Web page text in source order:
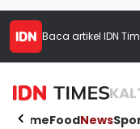
Baca artikel IDN
HomeFoodNews